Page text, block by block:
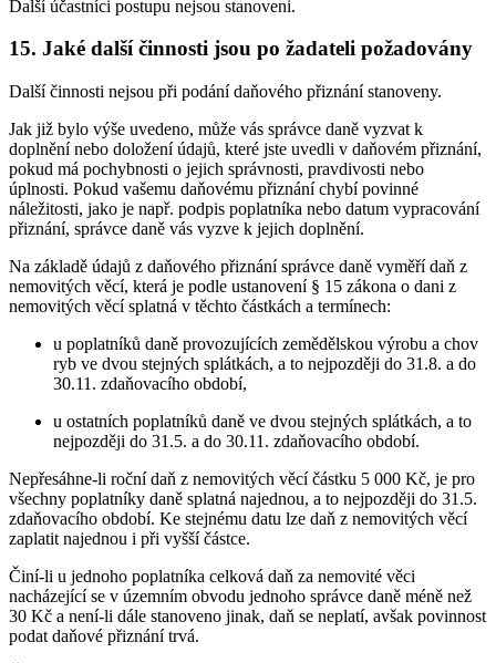
Další účastníci postupu nejsou stanoveni.
15. Jaké další činnosti jsou po žadateli požadovány
Další činnosti nejsou při podání daňového přiznání stanoveny.
Jak již bylo výše uvedeno, může vás správce daně vyzvat k
doplnění nebo doložení údajů, které jste uvedli v daňovém přiznání,
pokud má pochybnosti o jejich správnosti, pravdivosti nebo
úplnosti. Pokud vašemu daňovému přiznání chybí povinné
náležitosti, jako je např. podpis poplatníka nebo datum vypracování
přiznání, správce daně vás vyzve k jejich doplnění.
Na základě údajů z daňového přiznání správce daně vyměří daň z
nemovitých věcí, která je podle ustanovení § 15 zákona o dani z
nemovitých věcí splatná v těchto částkách a termínech:
u poplatníků daně provozujících zemědělskou výrobu a chov
ryb ve dvou stejných splátkách, a to nejpozději do 31.8. a do
30.11. zdaňovacího období,
u ostatních poplatníků daně ve dvou stejných splátkách, a to
nejpozději do 31.5. a do 30.11. zdaňovacího období.
Nepřesáhne-li roční daň z nemovitých věcí částku 5 000 Kč, je pro
všechny poplatníky daně splatná najednou, a to nejpozději do 31.5.
zdaňovacího období. Ke stejnému datu lze daň z nemovitých věcí
zaplatit najednou i při vyšší částce.
Činí-li u jednoho poplatníka celková daň za nemovité věci
nacházející se v územním obvodu jednoho správce daně méně než
30 Kč a není-li dále stanoveno jinak, daň se neplatí, avšak povinnost
podat daňové přiznání trvá.